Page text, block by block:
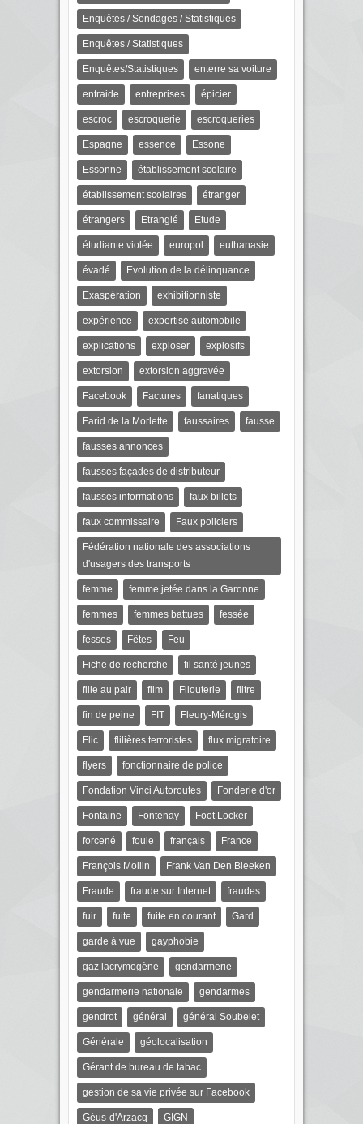
Enquêtes / Sondages / Statistiques
Enquêtes / Statistiques
Enquêtes/Statistiques enterre sa voiture
entraide entreprises épicier
escroc escroquerie escroqueries
Espagne essence Essone
Essonne établissement scolaire
établissement scolaires étranger
étrangers Etranglé Etude
étudiante violée europol euthanasie
évadé Evolution de la délinquance
Exaspération exhibitionniste
expérience expertise automobile
explications exploser explosifs
extorsion extorsion aggravée
Facebook Factures fanatiques
Farid de la Morlette faussaires fausse
fausses annonces
fausses façades de distributeur
fausses informations faux billets
faux commissaire Faux policiers
Fédération nationale des associations
d'usagers des transports
femme femme jetée dans la Garonne
femmes femmes battues fessée
fesses Fêtes Feu
Fiche de recherche fil santé jeunes
fille au pair film Filouterie filtre
fin de peine FIT Fleury-Mérogis
Flic flilières terroristes flux migratoire
flyers fonctionnaire de police
Fondation Vinci Autoroutes Fonderie d'or
Fontaine Fontenay Foot Locker
forcené foule français France
François Mollin Frank Van Den Bleeken
Fraude fraude sur Internet fraudes
fuir fuite fuite en courant Gard
garde à vue gayphobie
gaz lacrymogène gendarmerie
gendarmerie nationale gendarmes
gendrot général général Soubelet
Générale géolocalisation
Gérant de bureau de tabac
gestion de sa vie privée sur Facebook
Géus-d'Arzacq GIGN